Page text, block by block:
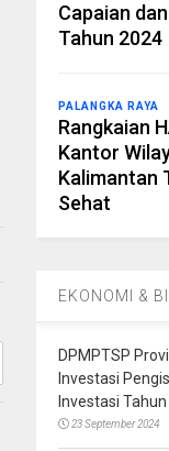
Capaian
Tahun 2024
PALANGKA RAYA
Rangkaian
Kantor
Kalimantan
Sehat
EKONOMI &
DPMPTSP
Investasi
Investasi
23 September 2024